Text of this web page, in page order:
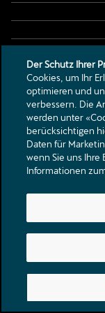
Der Schutz Ihrer
Cookies, um Ihr
optimieren und
verbessern. Die
werden unter
berücksichtigen
Daten für
wenn Sie uns Ihre
Informationen